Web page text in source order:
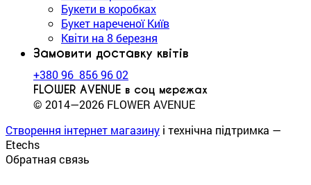
Букети в коробках
Букет нареченої Київ
Квіти на 8 березня
Замовити доставку квітів
+380 96 856 96 02
FLOWER AVENUE в соц мережах
© 2014—2026 FLOWER AVENUE
Створення інтернет магазину і технічна підтримка —
Etechs
Обратная связь